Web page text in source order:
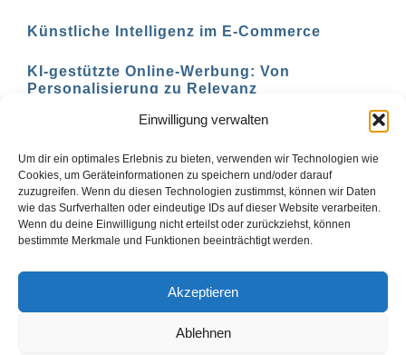
Einwilligung verwalten
Um dir ein optimales Erlebnis zu bieten, verwenden wir Technologien wie
Cookies, um Geräteinformationen zu speichern und/oder darauf
zuzugreifen. Wenn du diesen Technologien zustimmst, können wir Daten
wie das Surfverhalten oder eindeutige IDs auf dieser Website verarbeiten.
Wenn du deine Einwilligung nicht erteilst oder zurückziehst, können
bestimmte Merkmale und Funktionen beeinträchtigt werden.
Akzeptieren
Ablehnen
Künstliche Intelligenz im E-Commerce
KI-gestützte Online-Werbung: Von
Personalisierung zu Relevanz
KI-basierte Marketing-Analyse: Verstehen Sie
Zurück 1 2 3 Vor